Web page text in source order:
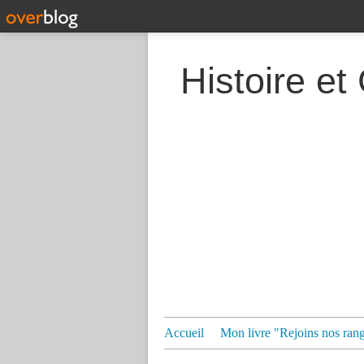
Histoire et
Accueil Mon livre "Rejoins nos